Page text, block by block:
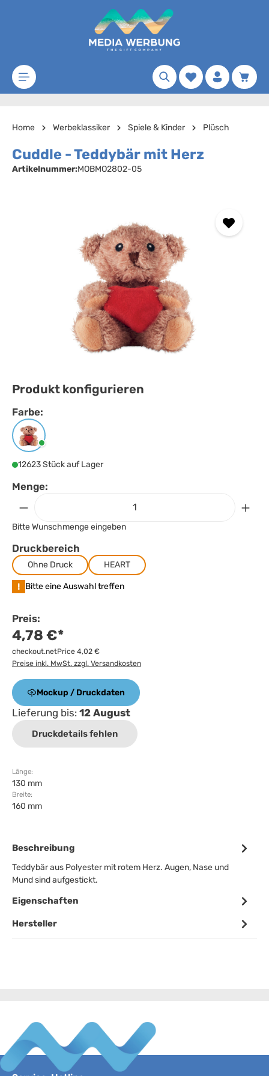
Zum Hauptinhalt springen
Merkzettel
Home Werbeklassiker Spiele & Kinder Plüsch
Cuddle - Teddybär mit Herz
Artikelnummer:MOBMO2802-05
Produkt konfigurieren
Farbe:
Farbeauswählen
Rot
12623 Stück auf Lager
Menge:
Bitte Wunschmenge eingeben
Druckbereich
Ohne Druck HEART
! Bitte eine Auswahl treffen
Preis:
4,78 €*
checkout.netPrice 4,02 €
Preise inkl. MwSt. zzgl. Versandkosten
Mockup / Druckdaten
Lieferung bis: 12 August
Druckdetails fehlen
Länge:
130 mm
Breite:
160 mm
Beschreibung
Teddybär aus Polyester mit rotem Herz. Augen, Nase und
Mund sind aufgestickt.
Eigenschaften
Hersteller